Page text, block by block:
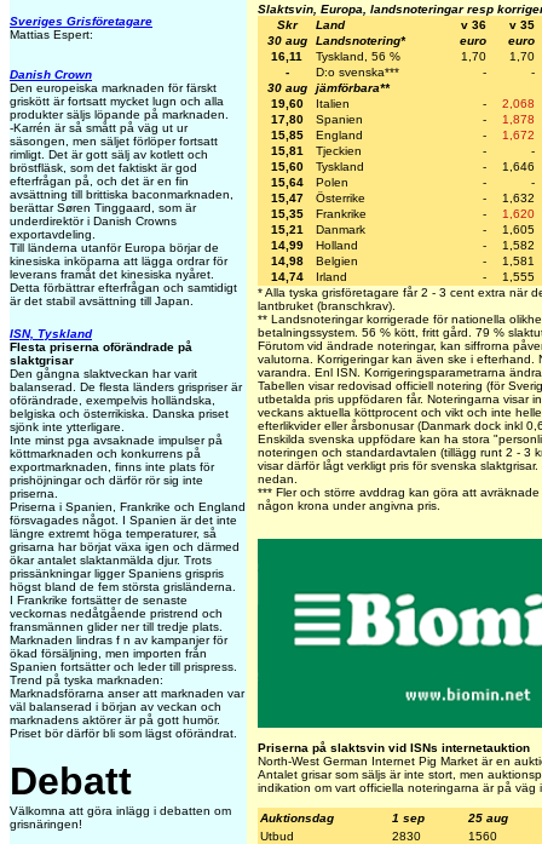
Sveriges Grisföretagare
Mattias Espert:
Danish Crown
Den europeiska marknaden för färskt
griskött är fortsatt mycket lugn och alla
produkter säljs löpande på marknaden.
-Karrén är så smått på väg ut ur
säsongen, men säljet förlöper fortsatt
rimligt. Det är gott sälj av kotlett och
bröstfläsk, som det faktiskt är god
efterfrågan på, och det är en fin
avsättning till brittiska baconmarknaden,
berättar Søren Tinggaard, som är
underdirektör i Danish Crowns
exportavdeling.
Till länderna utanför Europa börjar de
kinesiska inköparna att lägga ordrar för
leverans framåt det kinesiska nyåret.
Detta förbättrar efterfrågan och samtidigt
är det stabil avsättning till Japan.
ISN, Tyskland
Flesta priserna oförändrade på
slaktgrisar
Den gångna slaktveckan har varit
balanserad. De flesta länders grispriser är
oförändrade, exempelvis holländska,
belgiska och österrikiska. Danska priset
sjönk inte ytterligare.
Inte minst pga avsaknade impulser på
köttmarknaden och konkurrens på
exportmarknaden, finns inte plats för
prishöjningar och därför rör sig inte
priserna.
Priserna i Spanien, Frankrike och England
försvagades något. I Spanien är det inte
längre extremt höga temperaturer, så
grisarna har börjat växa igen och därmed
ökar antalet slaktanmälda djur. Trots
prissänkningar ligger Spaniens grispris
högst bland de fem största grisländerna.
I Frankrike fortsätter de senaste
veckornas nedåtgående pristrend och
fransmännen glider ner till tredje plats.
Marknaden lindras f n av kampanjer för
ökad försäljning, men importen från
Spanien fortsätter och leder till prispress.
Trend på tyska marknaden:
Marknadsförarna anser att marknaden var
väl balanserad i början av veckan och
marknadens aktörer är på gott humör.
Priset bör därför bli som lägst oförändrat.
Debatt
Välkomna att göra inlägg i debatten om
grisnäringen!
Slaktsvin, Europa, landsnoteringar resp
Skr
Land v 36
v 35
30 aug
Landsnotering* euro
euro
16,11
Tyskland, 56 % 1,70
1,70
-
D:o svenska*** -
-
30 aug
jämförbara**
19,60
Italien -
2,068
17,80
Spanien -
1,878
15,85
England -
1,672
15,81
Tjeckien -
-
15,60
Tyskland -
1,646
15,64
Polen -
-
15,47
Österrike -
1,632
15,35
Frankrike -
1,620
15,21
Danmark -
1,605
14,99
Holland -
1,582
14,98
Belgien -
1,581
14,74
Irland -
1,555
* Alla tyska grisföretagare får 2 - 3 cent extra när
lantbruket (branschkrav).
** Landsnoteringar korrigerade för nationella
betalningssystem. 56 % kött, fritt gård. 79 %
Förutom vid ändrade noteringar, kan siffrorna
valutorna. Korrigeringar kan även ske i efterhand.
varandra. Enl ISN. Korrigeringsparametrarna
Tabellen visar redovisad officiell notering (för
utbetalda pris uppfödaren får. Noteringarna visar
veckans aktuella köttprocent och vikt och inte
efterlikvider eller årsbonusar (Danmark dock inkl
Enskilda svenska uppfödare kan ha stora
noteringen och standardavtalen (tillägg runt 2 - 3
visar därför lågt verkligt pris för svenska
nedan.
*** Fler och större avddrag kan göra att
någon krona under angivna pris.
Priserna på slaktsvin vid ISNs internetauktion
North-West German Internet Pig Market är en
Antalet grisar som säljs är inte stort, men
indikation om vart officiella noteringarna är på väg
Auktionsdag 1 sep
25 aug
Utbud
2830
1560